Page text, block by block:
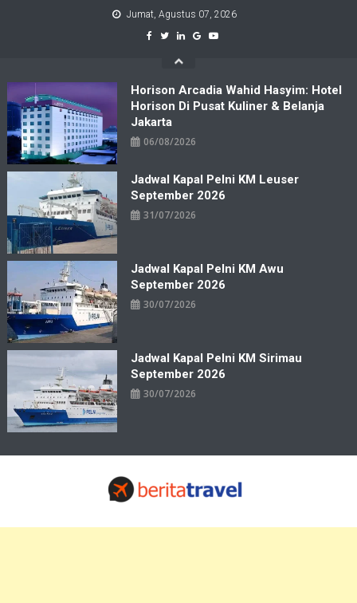
Jumat, Agustus 07, 2026
Horison Arcadia Wahid Hasyim: Hotel
Horison Di Pusat Kuliner & Belanja
Jakarta
06/08/2026
Jadwal Kapal Pelni KM Leuser
September 2026
31/07/2026
Jadwal Kapal Pelni KM Awu
September 2026
30/07/2026
Jadwal Kapal Pelni KM Sirimau
September 2026
30/07/2026
Travelbiz